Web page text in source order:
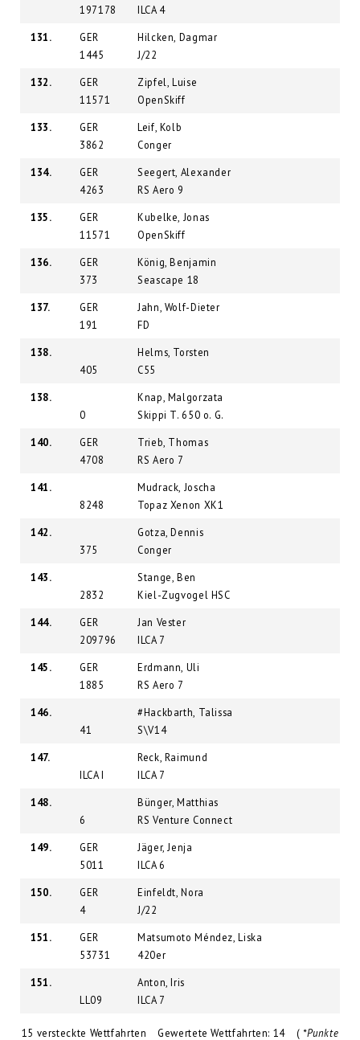
197178
ILCA 4
131.
GER
1445
Hilcken, Dagmar
J/22
132.
GER
11571
Zipfel, Luise
OpenSkiff
133.
GER
3862
Leif, Kolb
Conger
134.
GER
4263
Seegert, Alexander
RS Aero 9
135.
GER
11571
Kubelke, Jonas
OpenSkiff
136.
GER
373
König, Benjamin
Seascape 18
137.
GER
191
Jahn, Wolf-Dieter
FD
138.
405
Helms, Torsten
C55
138.
0
Knap, Malgorzata
Skippi T. 650 o. G.
140.
GER
4708
Trieb, Thomas
RS Aero 7
141.
8248
Mudrack, Joscha
Topaz Xenon XK1
142.
375
Gotza, Dennis
Conger
143.
2832
Stange, Ben
Kiel-Zugvogel HSC
144.
GER
209796
Jan Vester
ILCA 7
145.
GER
1885
Erdmann, Uli
RS Aero 7
146.
41
#Hackbarth, Talissa
S\V14
147.
ILCA I
Reck, Raimund
ILCA 7
148.
6
Bünger, Matthias
RS Venture Connect
149.
GER
5011
Jäger, Jenja
ILCA 6
150.
GER
4
Einfeldt, Nora
J/22
151.
GER
53731
Matsumoto Méndez, Liska
420er
151.
LL09
Anton, Iris
ILCA 7
15 versteckte Wettfahrten Gewertete Wettfahrten: 14 ( *Punkte